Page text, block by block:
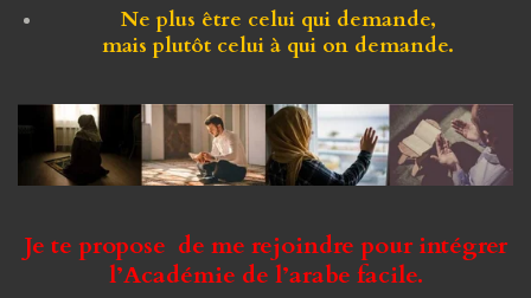
Ne plus être celui qui demande,
mais plutôt celui à qui on demande.
Je te propose de me rejoindre pour intégrer
l’Académie de l’arabe facile.